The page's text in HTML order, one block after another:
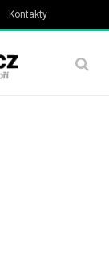
Kontakty